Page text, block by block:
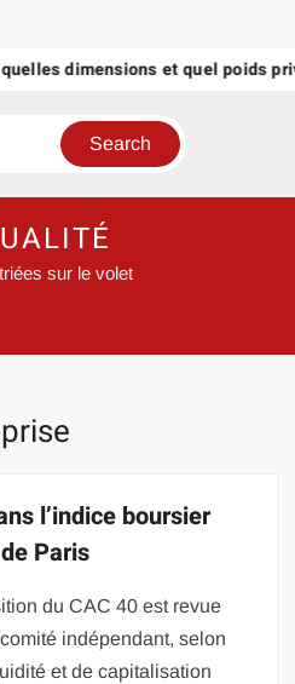
dimensions et quel poids
sur le volet
l’indice boursier
Paris
du CAC 40 est revue
indépendant, selon
et de capitalisation